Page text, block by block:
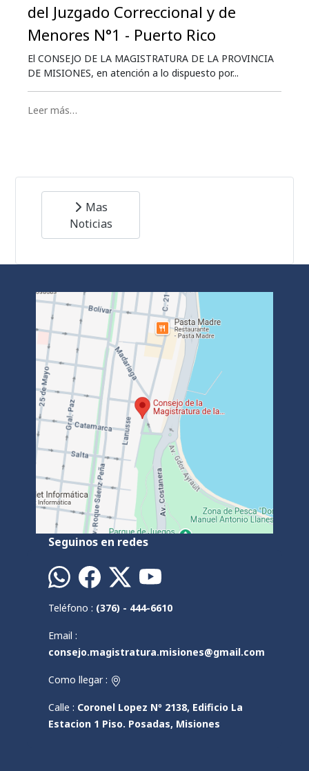
del Juzgado Correccional y de
Menores N°1 - Puerto Rico
El CONSEJO DE LA MAGISTRATURA DE LA PROVINCIA
DE MISIONES, en atención a lo dispuesto por...
Leer más…
Mas
Noticias
Seguinos en redes
Teléfono : (376) - 444-6610
Email :
consejo.magistratura.misiones@gmail.com
Como llegar :
Calle : Coronel Lopez Nº 2138, Edificio La
Estacion 1 Piso. Posadas, Misiones